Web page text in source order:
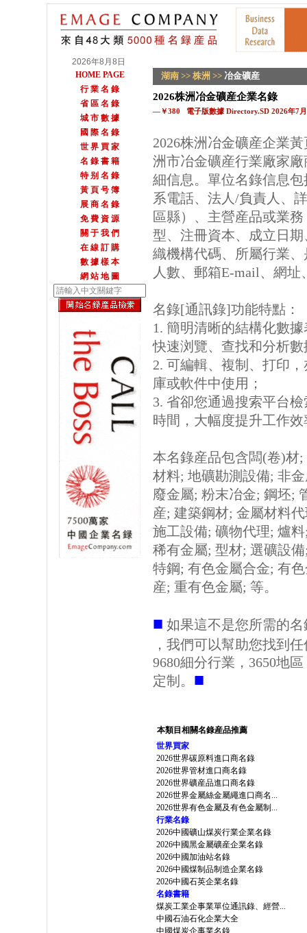
2026年8月8日
HOME PAGE
行 業 名 錄
省 區 名 錄
城 市 數 據
國 際 名 錄
世 界 買 家
名 錄 書 籍
特 别 名 錄
黃 頁 号 簿
展 商 名 錄
免 費 資 源
關 于 我 們
在 線 訂 購
數 據 樣 本
網 站 地 圖
湖南 >> 株洲 >> 冶金礦産
2026株洲冶金礦産企業名錄
—￥380 電子版數據 Directory.SD 2026年7
2026株洲冶金礦産企業
洲市冶金礦産行業廠家
細信息。單位名錄信息
系電話、法人/負責人、
區縣）、主營産品或業
型、注冊資本、成立日
織機構代碼、所屬行業
人數、郵箱E-mail、網址
名錄[通訊錄]功能特點：
1. 簡明清晰的結構化數
快速浏覽、查找和分析數
2. 可編輯、複制、打印
庫或軟件中使用；
3. 省卻您通過搜索平台
時間，大幅度提升工作效
本名錄産品包含闆(卷)材
材料; 地礦勘測設備; 非
廢金屬; 粉末冶金; 鋼坯;
産; 建築鋼材; 金屬材料
施工設備; 礦物代理; 爐
稀有金屬; 型材; 選礦設
特鋼; 有色金屬合金; 有
産; 重有色金屬; 等。
■ 如果這不是您所需的
，我們可以幫助您找到
9680細分行業，3650地
定制。 ■
本類目相關名錄産品推薦
世界買家
2026世界碳原料進口商名錄
2026世界管材進口商名錄
2026世界礦産品進口商名錄
2026世界金屬絲金屬繩進口商名...
2026世界有色金屬及有色金屬制...
行業名錄
2026中國礦山煤炭行業企業名錄
2026中國黑金屬礦産企業名錄
2026中國加油站名錄
2026中國煤制品制造企業名錄
2026中國石英企業名錄
名錄書籍
煤炭工業企事業單位通訊錄、經營...
中國石油石化企業大全
中國煤炭企事業名錄